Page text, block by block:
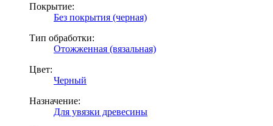
Покрытие:
Без покрытия (черная)
Тип обработки:
Отожженная (вязальная)
Цвет:
Черный
Назначение:
Для увязки древесины